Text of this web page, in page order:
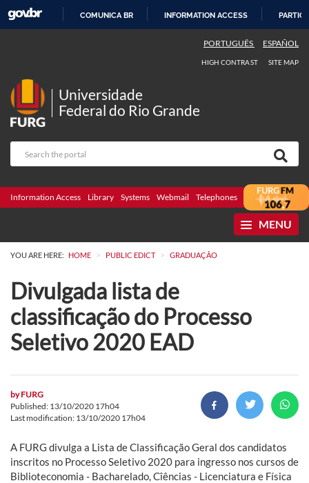
COMUNICA BR INFORMATION ACCESS
PORTUGUÊS ESPAÑOL
HIGH CONTRAST SITE MAP
Universidade
Federal do Rio Grande
Information Access Library Systems Webmail Telephones Bidding
MENU
YOU ARE HERE: HOME > PUBLIC EDICT > GRADUAÇÃO
Divulgada lista de
classificação do Processo
Seletivo 2020 EAD
byFURG
Published: 13/10/2020 17h04
Last modification: 13/10/2020 17h04
A FURG divulga a Lista de Classificação Geral dos candidatos
inscritos no Processo Seletivo 2020 para ingresso nos cursos de
Biblioteconomia - Bacharelado, Cîências - Licenciatura e Física